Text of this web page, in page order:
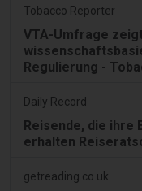
Tobacco Reporter
VTA-Umfrage
Regulierung -
Daily Record
Reisende, die ihre
erhalten
getreading.co.uk